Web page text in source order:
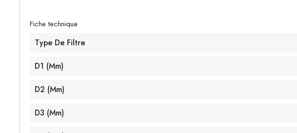
Fiche technique
Type De Filtre
D1 (mm)
D2 (mm)
D3 (mm)